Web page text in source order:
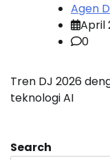
Agen D
April
0
Tren DJ 2026
teknologi AI
Search